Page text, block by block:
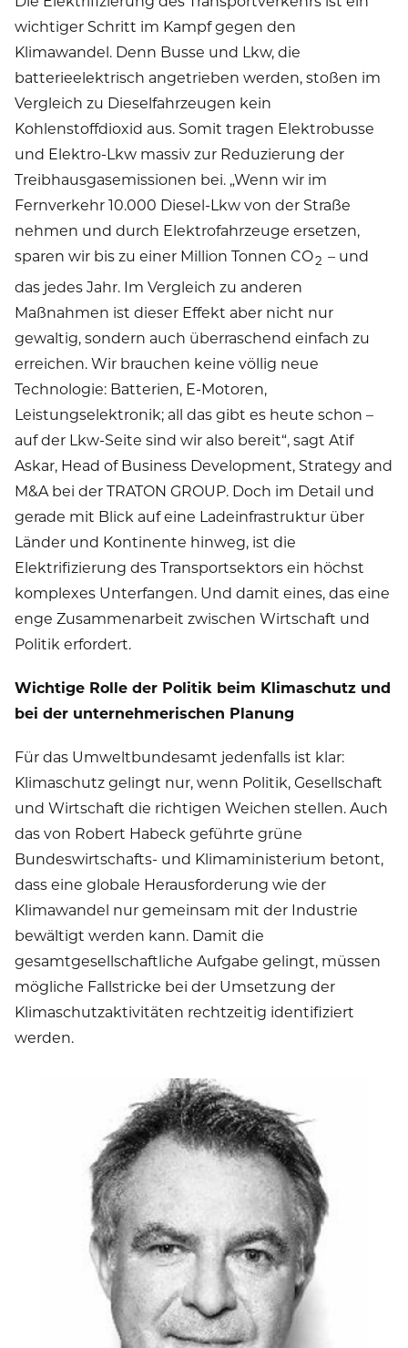
wichtiger Schritt im Kampf gegen den
Klimawandel. Denn Busse und Lkw, die
batterieelektrisch angetrieben werden, stoßen im
Vergleich zu Dieselfahrzeugen kein
Kohlenstoffdioxid aus. Somit tragen Elektrobusse
und Elektro-Lkw massiv zur Reduzierung der
Treibhausgasemissionen bei. „Wenn wir im
Fernverkehr 10.000 Diesel-Lkw von der Straße
nehmen und durch Elektrofahrzeuge ersetzen,
sparen wir bis zu einer Million Tonnen CO2 – und
das jedes Jahr. Im Vergleich zu anderen
Maßnahmen ist dieser Effekt aber nicht nur
gewaltig, sondern auch überraschend einfach zu
erreichen. Wir brauchen keine völlig neue
Technologie: Batterien, E-Motoren,
Leistungselektronik; all das gibt es heute schon –
auf der Lkw-Seite sind wir also bereit“, sagt Atif
Askar, Head of Business Development, Strategy and
M&A bei der TRATON GROUP. Doch im Detail und
gerade mit Blick auf eine Ladeinfrastruktur über
Länder und Kontinente hinweg, ist die
Elektrifizierung des Transportsektors ein höchst
komplexes Unterfangen. Und damit eines, das eine
enge Zusammenarbeit zwischen Wirtschaft und
Politik erfordert.
Wichtige Rolle der Politik beim Klimaschutz und
bei der unternehmerischen Planung
Für das Umweltbundesamt jedenfalls ist klar:
Klimaschutz gelingt nur, wenn Politik, Gesellschaft
und Wirtschaft die richtigen Weichen stellen. Auch
das von Robert Habeck geführte grüne
Bundeswirtschafts- und Klimaministerium betont,
dass eine globale Herausforderung wie der
Klimawandel nur gemeinsam mit der Industrie
bewältigt werden kann. Damit die
gesamtgesellschaftliche Aufgabe gelingt, müssen
mögliche Fallstricke bei der Umsetzung der
Klimaschutzaktivitäten rechtzeitig identifiziert
werden.